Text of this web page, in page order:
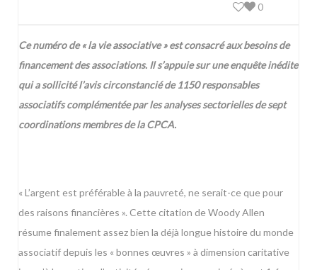
0
Ce numéro de « la vie associative » est consacré aux besoins de
financement des associations. Il s’appuie sur une enquête inédite
qui a sollicité l’avis circonstancié de 1150 responsables
associatifs complémentée par les analyses sectorielles de sept
coordinations membres de la CPCA.
« L’argent est préférable à la pauvreté, ne serait-ce que pour
des raisons financières ». Cette citation de Woody Allen
résume finalement assez bien la déjà longue histoire du monde
associatif depuis les « bonnes œuvres » à dimension caritative